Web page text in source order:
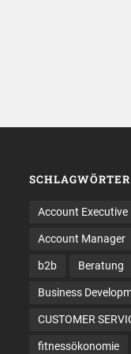
SCHLAGWÖRTER
Account Executive
Account Manager
b2b Beratung
Business
CUSTOMER
fitnessökonomie